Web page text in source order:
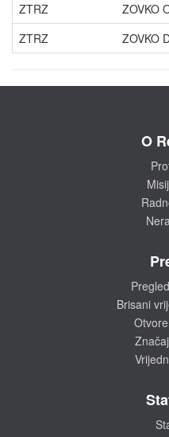
ZTRZ
ZOVKO
ZTRZ
ZOVKO
O
Brisani